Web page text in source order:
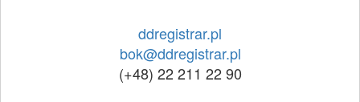
ddregistrar.pl
bok@ddregistrar.pl
(+48) 22 211 22 90